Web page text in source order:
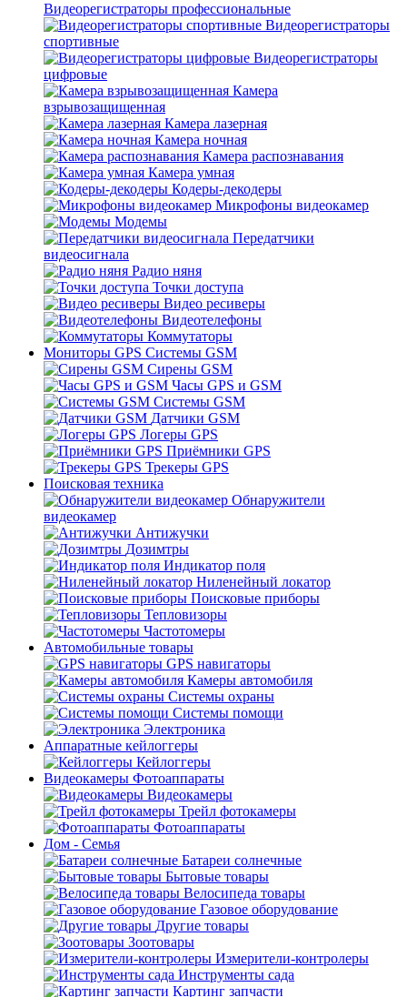
Видеорегистраторы профессиональные
Видеорегистраторы
спортивные
Видеорегистраторы
цифровые
Камера
взрывозащищенная
Камера лазерная
Камера ночная
Камера распознавания
Камера умная
Кодеры-декодеры
Микрофоны видеокамер
Модемы
Передатчики
видеосигнала
Радио няня
Точки доступа
Видео ресиверы
Видеотелефоны
Коммутаторы
Мониторы GPS Системы GSM
Сирены GSM
Часы GPS и GSM
Системы GSM
Датчики GSM
Логеры GPS
Приёмники GPS
Трекеры GPS
Поисковая техника
Обнаружители
видеокамер
Антижучки
Дозимтры
Индикатор поля
Ниленейный локатор
Поисковые приборы
Тепловизоры
Частотомеры
Автомобильные товары
GPS навигаторы
Камеры автомобиля
Системы охраны
Системы помощи
Электроника
Аппаратные кейлоггеры
Кейлоггеры
Видеокамеры Фотоаппараты
Видеокамеры
Трейл фотокамеры
Фотоаппараты
Дом - Семья
Батареи солнечные
Бытовые товары
Велосипеда товары
Газовое оборудование
Другие товары
Зоотовары
Измерители-контролеры
Инструменты сада
Картинг запчасти